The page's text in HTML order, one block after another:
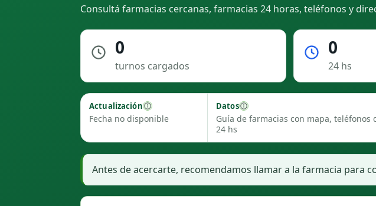
Consultá farmacias cercanas, farmacias 24 horas, teléfonos y
0
turnos cargados
0
24 hs
Actualización
Fecha no disponible
Datos
Guía de farmacias con mapa, teléfonos
24 hs
Antes de acercarte, recomendamos llamar a la farmacia para